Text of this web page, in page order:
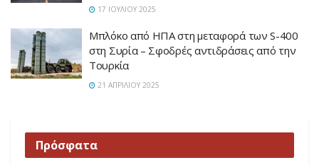
17 ΙΟΥΛΊΟΥ 2025
Μπλόκο από ΗΠΑ στη μεταφορά των S-400
στη Συρία – Σφοδρές αντιδράσεις από την
Τουρκία
21 ΑΠΡΙΛΊΟΥ 2025
Πρόσφατα